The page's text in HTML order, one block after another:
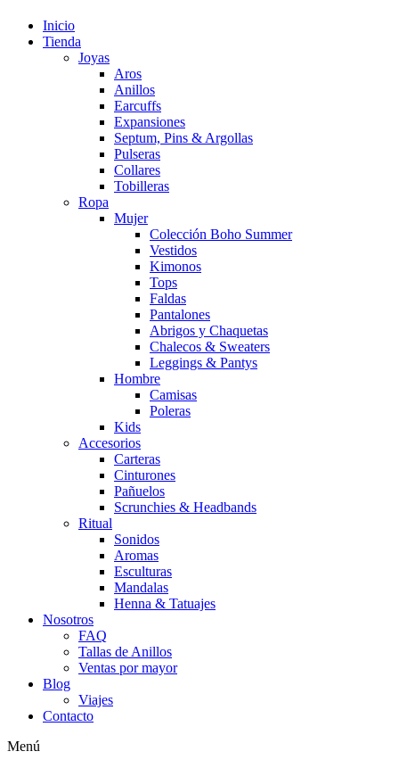
Inicio
Tienda
Joyas
Aros
Anillos
Earcuffs
Expansiones
Septum, Pins & Argollas
Pulseras
Collares
Tobilleras
Ropa
Mujer
Colección Boho Summer
Vestidos
Kimonos
Tops
Faldas
Pantalones
Abrigos y Chaquetas
Chalecos & Sweaters
Leggings & Pantys
Hombre
Camisas
Poleras
Kids
Accesorios
Carteras
Cinturones
Pañuelos
Scrunchies & Headbands
Ritual
Sonidos
Aromas
Esculturas
Mandalas
Henna & Tatuajes
Nosotros
FAQ
Tallas de Anillos
Ventas por mayor
Blog
Viajes
Contacto
Menú